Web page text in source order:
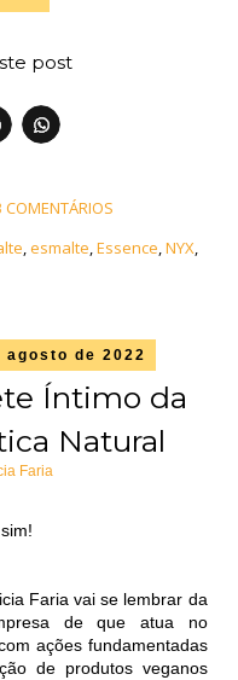
post
,esmalte,Essence,NYX,
de 2022
Íntimo da
Natural
Faria
Faria vai se lembrar da
de que atua no
ações fundamentadas
de produtos veganos